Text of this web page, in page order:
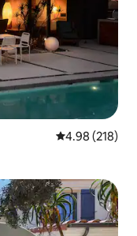
從 218 則評價
4.98 (218)